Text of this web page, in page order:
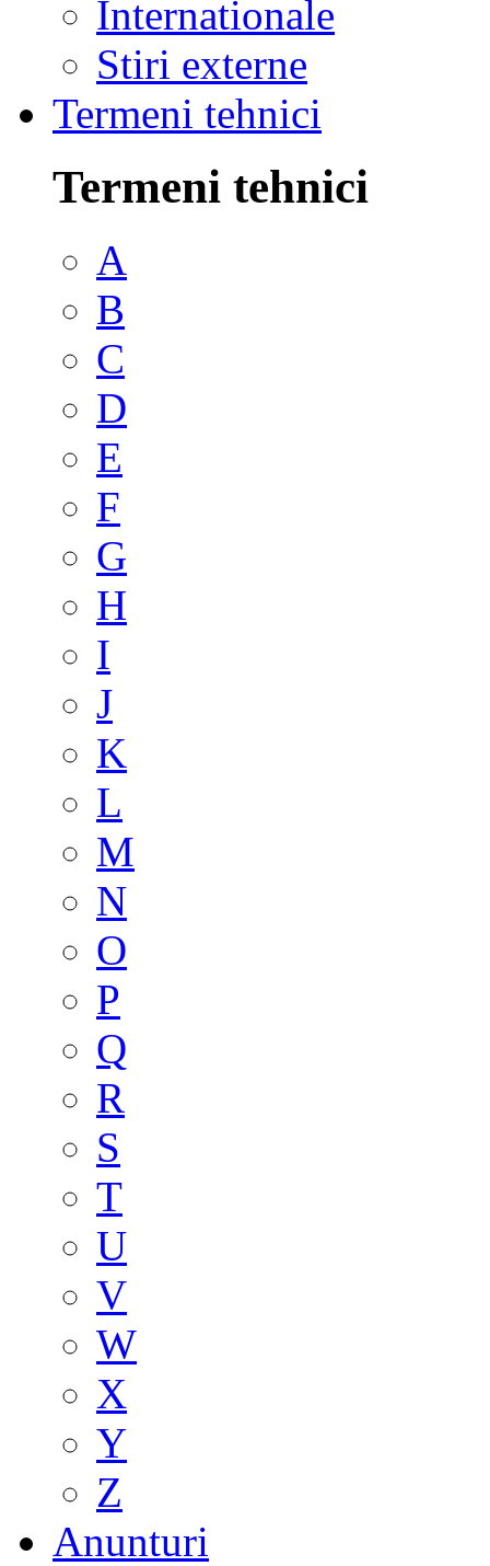
Internationale
Stiri externe
Termeni tehnici
Termeni tehnici
A
B
C
D
E
F
G
H
I
J
K
L
M
N
O
P
Q
R
S
T
U
V
W
X
Y
Z
Anunturi